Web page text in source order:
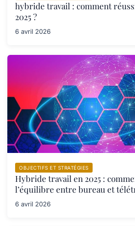
hybride travail : comment
2025 ?
6 avril 2026
OBJECTIFS ET STRATÉGIES
Hybride travail en 2025 :
l’équilibre entre bureau et
6 avril 2026